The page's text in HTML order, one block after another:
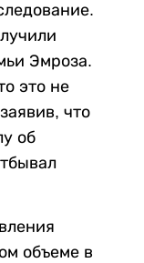
Эмроза.
это не
что
об
объеме в